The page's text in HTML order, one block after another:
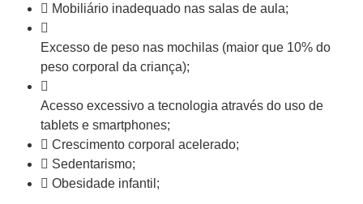
Mobiliário inadequado nas salas de aula;
Excesso de peso nas mochilas (maior que 10% do
peso corporal da criança);
Acesso excessivo a tecnologia através do uso de
tablets e smartphones;
Crescimento corporal acelerado;
Sedentarismo;
Obesidade infantil;